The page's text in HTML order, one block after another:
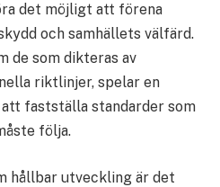
det möjligt att förena
och samhällets välfärd.
de som dikteras av
riktlinjer, spelar en
fastställa standarder som
följa.
hållbar utveckling är det